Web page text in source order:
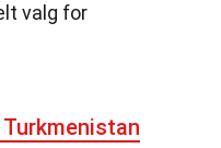
valg for